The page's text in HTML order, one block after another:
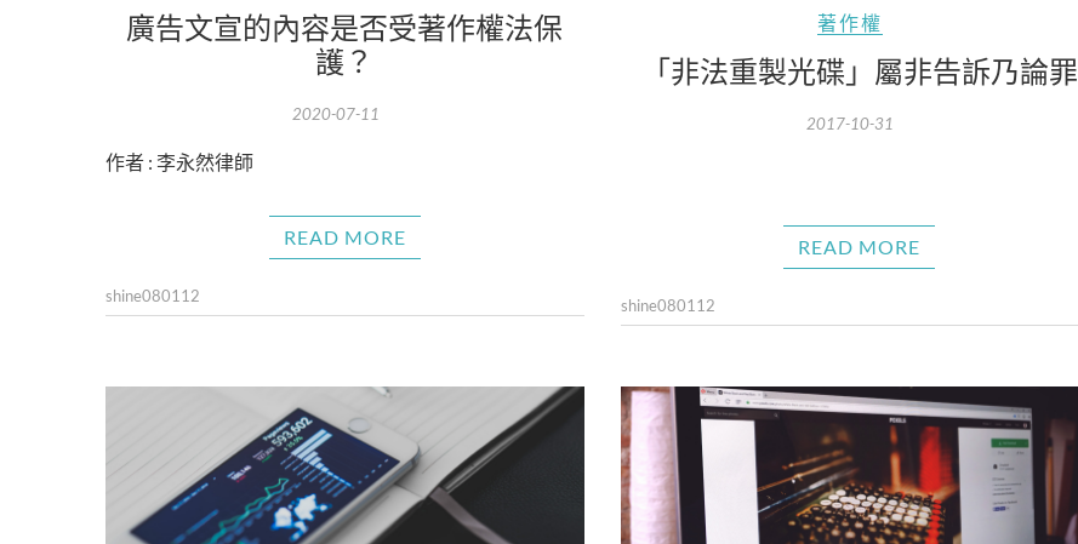
廣告文宣的內容是否受著作權法保
護？
2020-07-11
作者 : 李永然律師
READ MORE
shine080112
著作權
「非法重製光碟」屬非告訴乃論罪
2017-10-31
READ MORE
shine080112